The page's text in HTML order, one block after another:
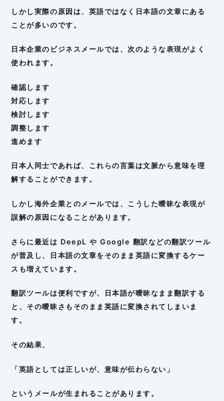
しかし実際の原因は、英語ではなく日本語の文章にある
ことが多いのです。
日本企業のビジネスメールでは、次のような表現がよく
使われます。
確認します
対応します
検討します
調整します
進めます
日本人同士であれば、これらの言葉は文脈から意味を理
解することができます。
しかし海外企業とのメールでは、こうした曖昧な表現が
誤解の原因になることがあります。
さらに最近は DeepL や Google 翻訳などの翻訳ツール
が普及し、日本語の文章をそのまま英語に変換するケー
スも増えています。
翻訳ツールは便利ですが、日本語が曖昧なまま翻訳する
と、その曖昧さもそのまま英語に変換されてしまいま
す。
その結果、
「英語としては正しいが、意味が伝わらない」
というメールが生まれることがあります。